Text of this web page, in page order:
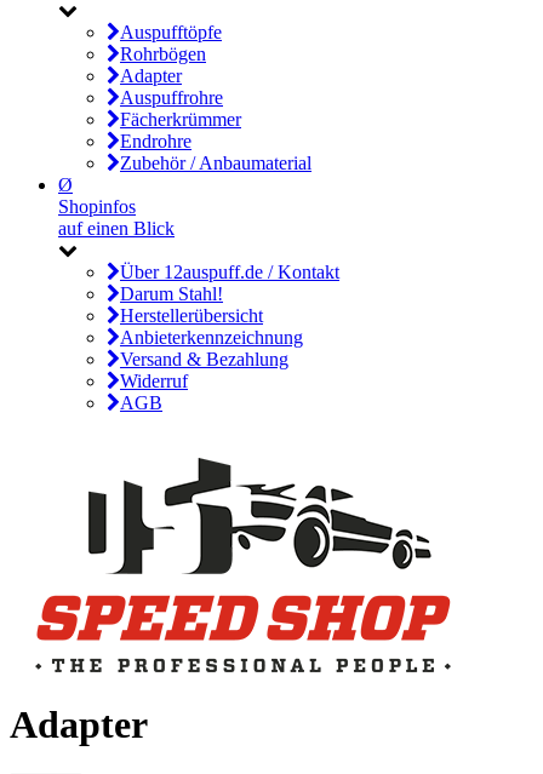
Auspufftöpfe
Rohrbögen
Adapter
Auspuffrohre
Fächerkrümmer
Endrohre
Zubehör / Anbaumaterial
Ø
Shopinfos
auf einen Blick
Über 12auspuff.de / Kontakt
Darum Stahl!
Herstellerübersicht
Anbieterkennzeichnung
Versand & Bezahlung
Widerruf
AGB
Adapter